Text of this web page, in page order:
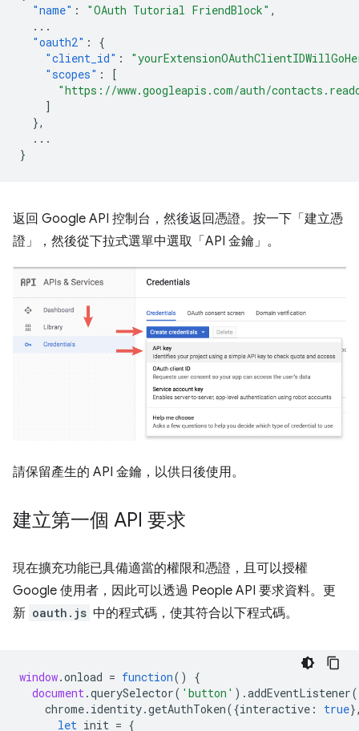
"name" : "OAuth Tutorial FriendBlock" ,
...
"oauth2" :
{
"client_id" :
"scopes" :
[
"https://www.googleapis.com/auth/
]
},
...
}
返回 Google API 控制台，然後返回憑證。按一下「建立憑
證」，然後從下拉式選單中選取「API 金鑰」。
請保留產生的 API 金鑰，以供日後使用。
建立第一個 API 要求
現在擴充功能已具備適當的權限和憑證，且可以授權
Google 使用者，因此可以透過 People API 要求資料。更
新 oauth.js 中的程式碼，使其符合以下程式碼。
window.onload = function()
{
document.querySelector( 'button' ).addEventListener(
chrome. identity.getAuthToken({interactive : true
let init = {